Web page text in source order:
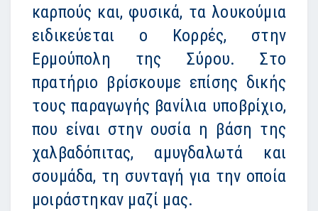
καρπούς και, φυσικά, τα λουκούμια
ειδικεύεται ο Κορρές, στην
Ερμούπολη της Σύρου. Στο
πρατήριο βρίσκουμε επίσης δικής
τους παραγωγής βανίλια υποβρίχιο,
που είναι στην ουσία η βάση της
χαλβαδόπιτας, αμυγδαλωτά και
σουμάδα, τη συνταγή για την οποία
μοιράστηκαν μαζί μας.